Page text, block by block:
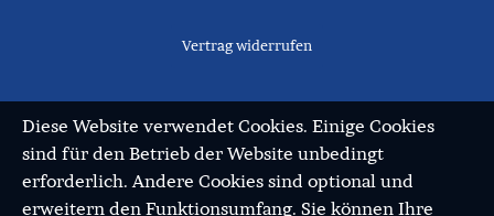
Vertrag widerrufen
Diese Website verwendet Cookies. Einige Cookies
sind für den Betrieb der Website unbedingt
erforderlich. Andere Cookies sind optional und
erweitern den Funktionsumfang. Sie können Ihre